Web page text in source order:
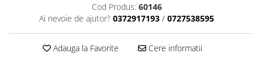
Cod Produs: 60146
Ai nevoie de ajutor? 0372917193 / 0727538595
Adauga la Favorite Cere informatii